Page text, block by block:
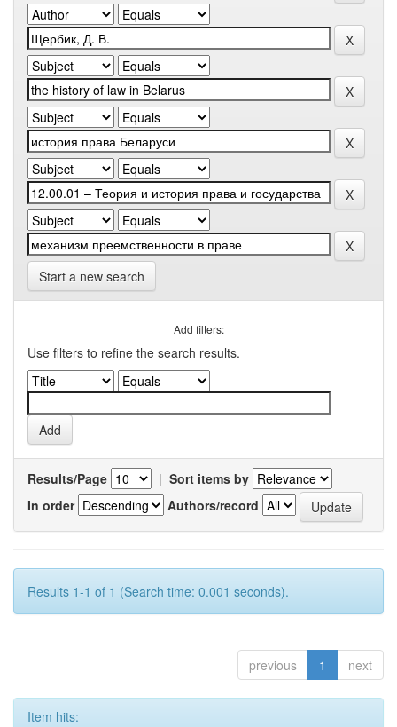
Start a new search
Add filters:
Use filters to refine the search results.
Results/Page | Sort items by
In order
Authors/record
Results 1-1 of 1 (Search time: 0.001 seconds).
previous 1 next
Item hits: